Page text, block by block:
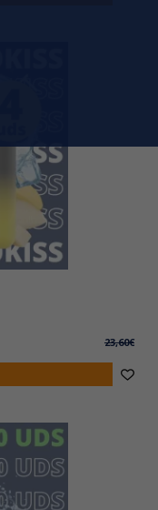
23,60€